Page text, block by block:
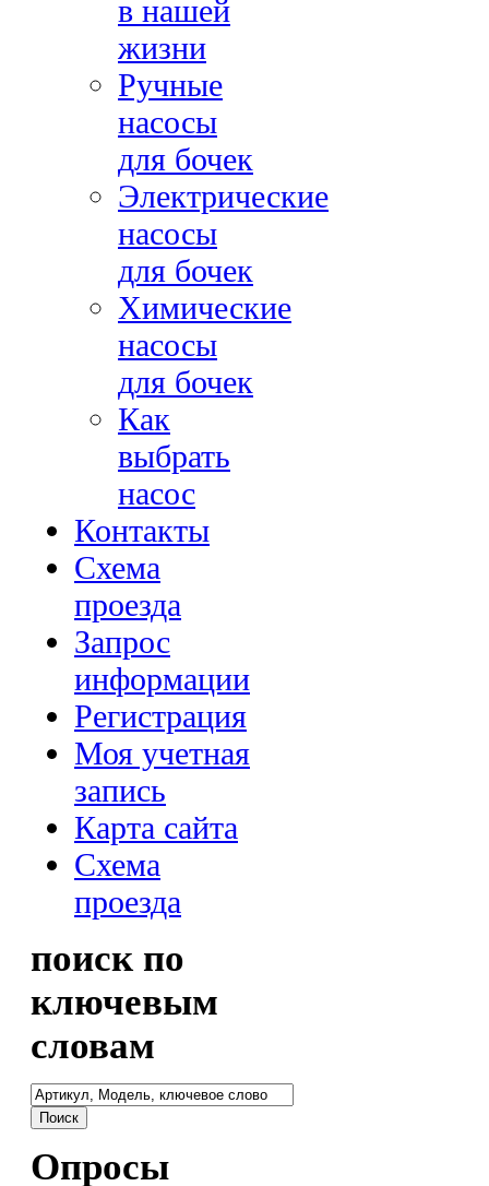
в нашей
жизни
Ручные
насосы
для бочек
Электрические
насосы
для бочек
Химические
насосы
для бочек
Как
выбрать
насос
Контакты
Схема
проезда
Запрос
информации
Регистрация
Моя учетная
запись
Карта сайта
Схема
проезда
поиск по
ключевым
словам
Опросы